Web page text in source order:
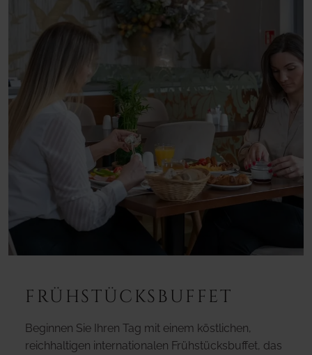
FRÜHSTÜCKSBUFFET
Beginnen Sie Ihren Tag mit einem köstlichen,
reichhaltigen internationalen Frühstücksbuffet, das